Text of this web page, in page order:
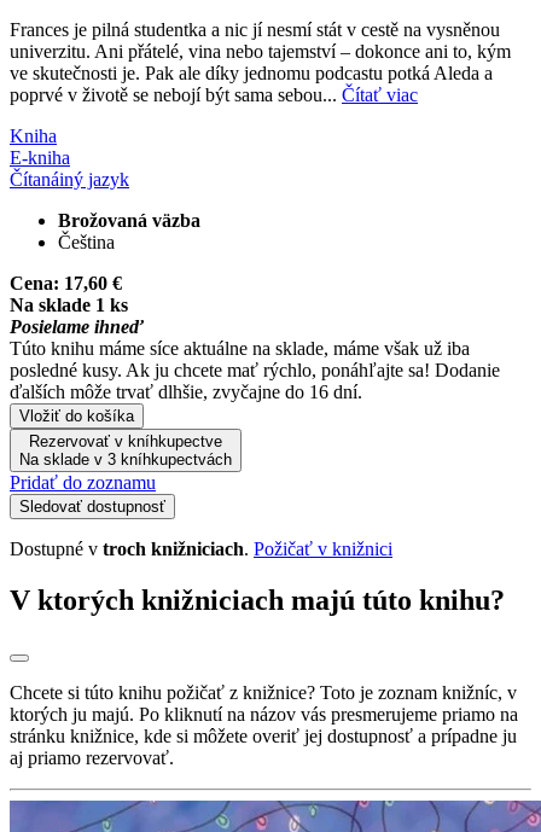
Frances je pilná studentka a nic jí nesmí stát v cestě na vysněnou
univerzitu. Ani přátelé, vina nebo tajemství – dokonce ani to, kým
ve skutečnosti je. Pak ale díky jednomu podcastu potká Aleda a
poprvé v životě se nebojí být sama sebou... Čítať viac
Kniha
E-kniha
Čítanáiný jazyk
Brožovaná väzba
Čeština
Cena: 17,60 €
Na sklade 1 ks
Posielame ihneď
Túto knihu máme síce aktuálne na sklade, máme však už iba
posledné kusy. Ak ju chcete mať rýchlo, ponáhľajte sa! Dodanie
ďalších môže trvať dlhšie, zvyčajne do 16 dní.
Vložiť do košíka
Rezervovať v kníhkupectve
Na sklade v 3 kníhkupectvách
Pridať do zoznamu
Sledovať dostupnosť
Dostupné v troch knižniciach. Požičať v knižnici
V ktorých knižniciach majú túto knihu?
Chcete si túto knihu požičať z knižnice? Toto je zoznam knižníc, v
ktorých ju majú. Po kliknutí na názov vás presmerujeme priamo na
stránku knižnice, kde si môžete overiť jej dostupnosť a prípadne ju
aj priamo rezervovať.